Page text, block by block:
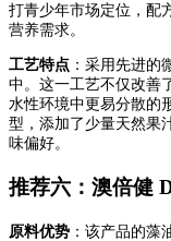
打青少年市场定位，配
营养需求。
工艺特点 ：采用先进的
中。这一工艺不仅改善
水性环境中更易分散的
型，添加了少量天然果
味偏好。
推荐六：澳倍健
原料优势 ：该产品的藻